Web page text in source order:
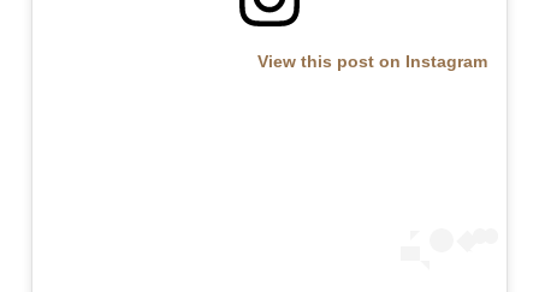
View this post on Instagram